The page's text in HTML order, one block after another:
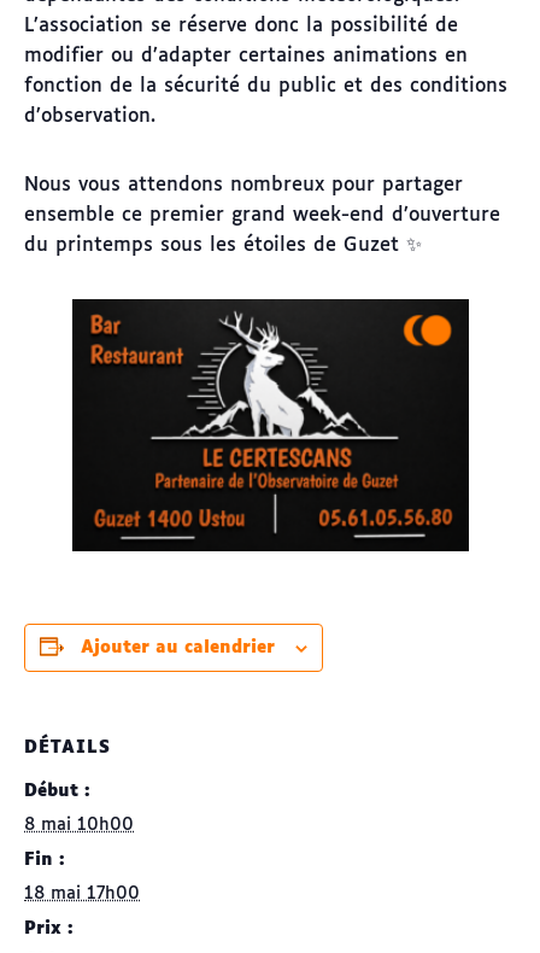
L’association se réserve donc la possibilité de
modifier ou d’adapter certaines animations en
fonction de la sécurité du public et des conditions
d’observation.
Nous vous attendons nombreux pour partager
ensemble ce premier grand week-end d’ouverture
du printemps sous les étoiles de Guzet ✨
Ajouter au calendrier
DÉTAILS
Début :
8 mai 10h00
Fin :
18 mai 17h00
Prix :